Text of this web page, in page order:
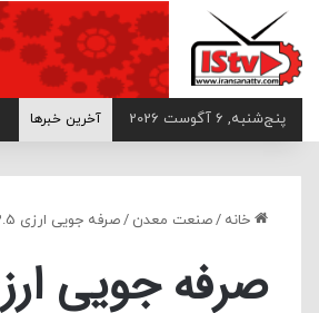
>
پنج‌شنبه, 6 آگوست 2026 آخرین خبرها
خانه /صنعت معدن /صرفه جویی ارزی 3.5 میلیارد دلاری با بومی سازی در زنجیره ارزش بخش معدن